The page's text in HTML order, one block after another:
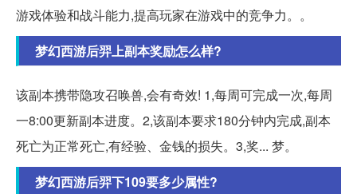
游戏体验和战斗能力,提高玩家在游戏中的竞争力。。
梦幻西游后羿上副本奖励怎么样?
该副本携带隐攻召唤兽,会有奇效! 1,每周可完成一次,每周
一8:00更新副本进度。2,该副本要求180分钟内完成,副本
死亡为正常死亡,有经验、金钱的损失。3,奖... 梦。
梦幻西游后羿下109要多少属性?